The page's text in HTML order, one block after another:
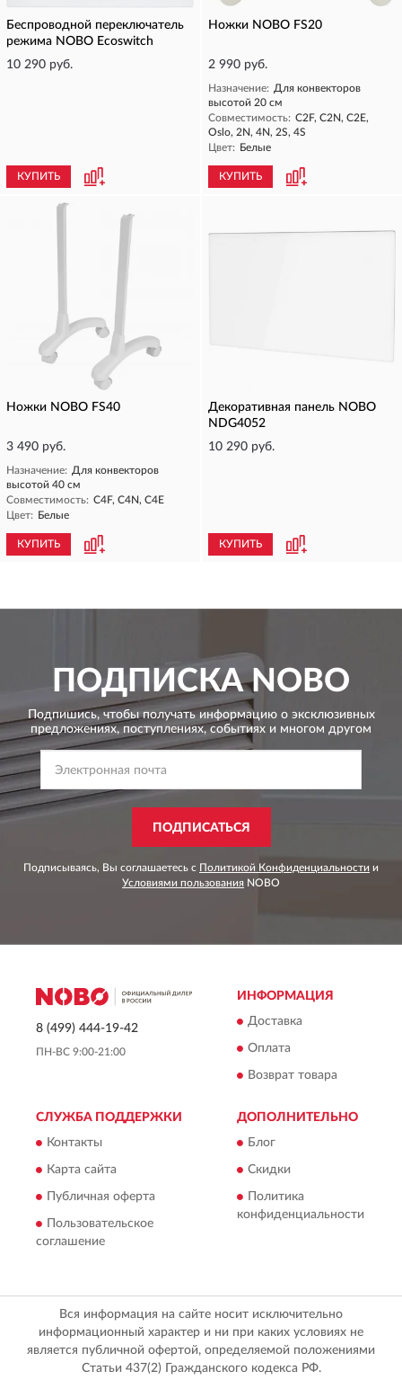
Беспроводной переключатель
режима NOBO Ecoswitch
10 290 руб.
КУПИТЬ
Ножки NOBO FS20
2 990 руб.
Назначение: Для конвекторов
высотой 20 см
Совместимость: C2F, C2N, C2E,
Oslo, 2N, 4N, 2S, 4S
Цвет: Белые
КУПИТЬ
Ножки NOBO FS40
3 490 руб.
Назначение: Для конвекторов
высотой 40 см
Совместимость: C4F, C4N, C4E
Цвет: Белые
КУПИТЬ
Декоративная панель NOBO
NDG4052
10 290 руб.
КУПИТЬ
ПОДПИСКАNOBO
Подпишись, чтобы получать информацию о эксклюзивных
предложениях,поступлениях, событиях и многом другом
ПОДПИСАТЬСЯ
Подписываясь, Вы соглашаетесь с Политикой Конфиденциальности и
Условиями пользования NOBO
8 (499) 444-19-42
ПН-ВС 9:00-21:00
ИНФОРМАЦИЯ
Доставка
Оплата
Возврат товара
СЛУЖБА ПОДДЕРЖКИ
Контакты
Карта сайта
Публичная оферта
Пользовательское
соглашение
ДОПОЛНИТЕЛЬНО
Блог
Скидки
Политика
конфиденциальности
Вся информация на сайте носит исключительно
информационный характер и ни при каких условиях не
является публичной офертой, определяемой положениями
Статьи 437(2) Гражданского кодекса РФ.